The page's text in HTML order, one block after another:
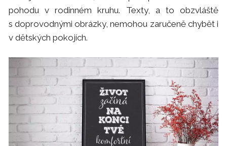
pohodu v rodinném kruhu. Texty, a to obzvláště
s doprovodnými obrázky, nemohou zaručeně chybět i
v dětských pokojích.